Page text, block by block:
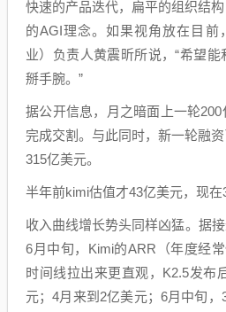
快速的产品迭代，扁平的组织结
的AGI理念。如果视角放在目前
业）负责人黄震昕所说，“希望
掰手腕。”
据公开信息，月之暗面上一轮
完成交割。与此同时，新一轮融
315亿美元。
半年前kimi估值才43亿美元，现在
收入曲线增长势头同样凶猛。据
6月中旬，Kimi的ARR（年度经
时间线拉出来更直观，K2.5发布
元；4月来到2亿美元；6月中旬